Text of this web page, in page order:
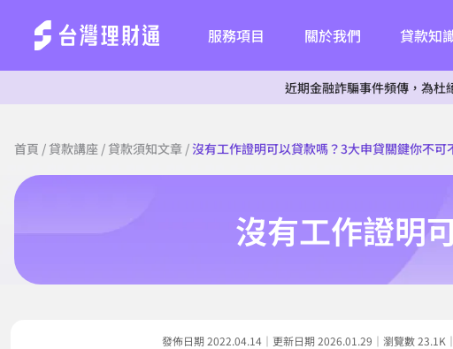
服務項目 關於我們 貸款知
近期金融詐騙事件頻傳，為杜絕詐騙行
首頁 / 貸款講座 / 貸款須知文章 /沒有工作證明可以貸款嗎？3大申貸關鍵你不可
沒有工作證明
發佈日期 2022.04.14｜更新日期 2026.01.29｜瀏覽數 23.1K